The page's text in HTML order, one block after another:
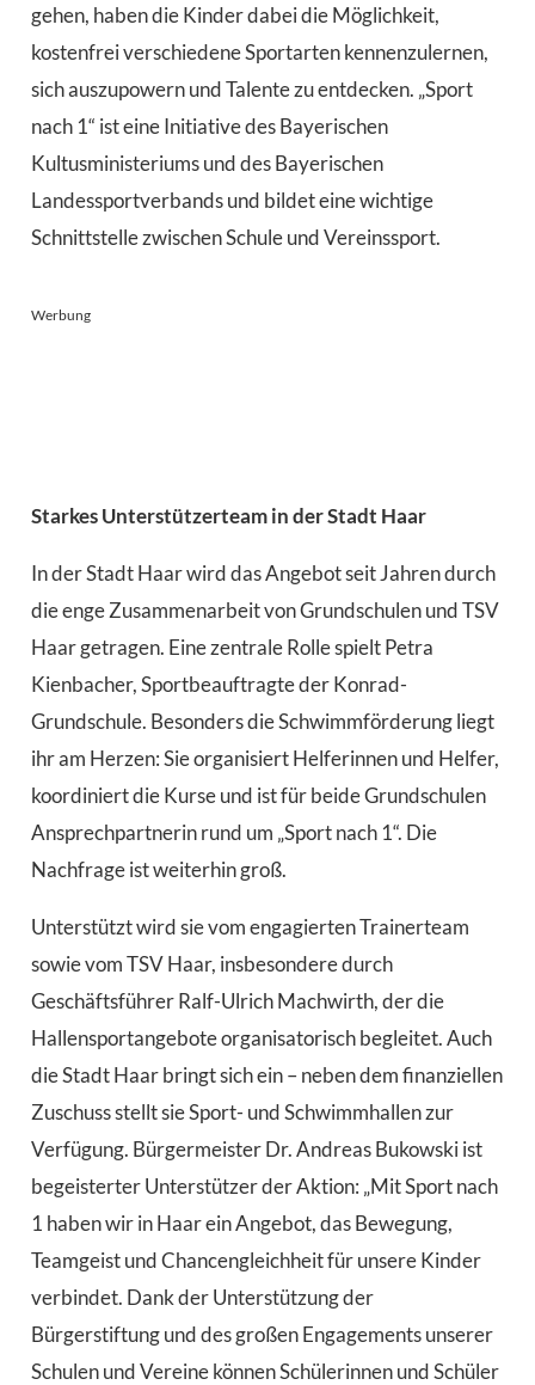
gehen, haben die Kinder dabei die Möglichkeit,
kostenfrei verschiedene Sportarten kennenzulernen,
sich auszupowern und Talente zu entdecken. „Sport
nach 1“ ist eine Initiative des Bayerischen
Kultusministeriums und des Bayerischen
Landessportverbands und bildet eine wichtige
Schnittstelle zwischen Schule und Vereinssport.
Werbung
Starkes Unterstützerteam in der Stadt Haar
In der Stadt Haar wird das Angebot seit Jahren durch
die enge Zusammenarbeit von Grundschulen und TSV
Haar getragen. Eine zentrale Rolle spielt Petra
Kienbacher, Sportbeauftragte der Konrad-
Grundschule. Besonders die Schwimmförderung liegt
ihr am Herzen: Sie organisiert Helferinnen und Helfer,
koordiniert die Kurse und ist für beide Grundschulen
Ansprechpartnerin rund um „Sport nach 1“. Die
Nachfrage ist weiterhin groß.
Unterstützt wird sie vom engagierten Trainerteam
sowie vom TSV Haar, insbesondere durch
Geschäftsführer Ralf-Ulrich Machwirth, der die
Hallensportangebote organisatorisch begleitet. Auch
die Stadt Haar bringt sich ein – neben dem finanziellen
Zuschuss stellt sie Sport- und Schwimmhallen zur
Verfügung. Bürgermeister Dr. Andreas Bukowski ist
begeisterter Unterstützer der Aktion: „Mit Sport nach
1 haben wir in Haar ein Angebot, das Bewegung,
Teamgeist und Chancengleichheit für unsere Kinder
verbindet. Dank der Unterstützung der
Bürgerstiftung und des großen Engagements unserer
Schulen und Vereine können Schülerinnen und Schüler